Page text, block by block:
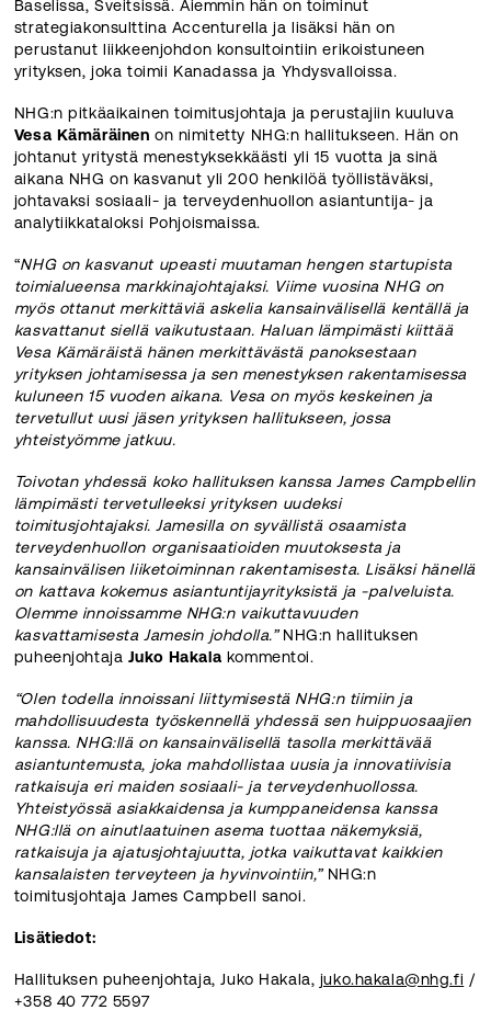
Baselissa, Sveitsissä. Aiemmin hän on toiminut
strategiakonsulttina Accenturella ja lisäksi hän on
perustanut liikkeenjohdon konsultointiin erikoistuneen
yrityksen, joka toimii Kanadassa ja Yhdysvalloissa.
NHG:n pitkäaikainen toimitusjohtaja ja perustajiin kuuluva
Vesa Kämäräinen on nimitetty NHG:n hallitukseen. Hän on
johtanut yritystä menestyksekkäästi yli 15 vuotta ja sinä
aikana NHG on kasvanut yli 200 henkilöä työllistäväksi,
johtavaksi sosiaali- ja terveydenhuollon asiantuntija- ja
analytiikkataloksi Pohjoismaissa.
“NHG on kasvanut upeasti muutaman hengen startupista
toimialueensa markkinajohtajaksi. Viime vuosina NHG on
myös ottanut merkittäviä askelia kansainvälisellä kentällä ja
kasvattanut siellä vaikutustaan. Haluan lämpimästi kiittää
Vesa Kämäräistä hänen merkittävästä panoksestaan
yrityksen johtamisessa ja sen menestyksen rakentamisessa
kuluneen 15 vuoden aikana. Vesa on myös keskeinen ja
tervetullut uusi jäsen yrityksen hallitukseen, jossa
yhteistyömme jatkuu.
Toivotan yhdessä koko hallituksen kanssa James Campbellin
lämpimästi tervetulleeksi yrityksen uudeksi
toimitusjohtajaksi. Jamesilla on syvällistä osaamista
terveydenhuollon organisaatioiden muutoksesta ja
kansainvälisen liiketoiminnan rakentamisesta. Lisäksi hänellä
on kattava kokemus asiantuntijayrityksistä ja -palveluista.
Olemme innoissamme NHG:n vaikuttavuuden
kasvattamisesta Jamesin johdolla.” NHG:n hallituksen
puheenjohtaja Juko Hakala kommentoi.
“Olen todella innoissani liittymisestä NHG:n tiimiin ja
mahdollisuudesta työskennellä yhdessä sen huippuosaajien
kanssa. NHG:llä on kansainvälisellä tasolla merkittävää
asiantuntemusta, joka mahdollistaa uusia ja innovatiivisia
ratkaisuja eri maiden sosiaali- ja terveydenhuollossa.
Yhteistyössä asiakkaidensa ja kumppaneidensa kanssa
NHG:llä on ainutlaatuinen asema tuottaa näkemyksiä,
ratkaisuja ja ajatusjohtajuutta, jotka vaikuttavat kaikkien
kansalaisten terveyteen ja hyvinvointiin,” NHG:n
toimitusjohtaja James Campbell sanoi.
Lisätiedot:
Hallituksen puheenjohtaja, Juko Hakala, juko.hakala@nhg.fi /
+358 40 772 5597